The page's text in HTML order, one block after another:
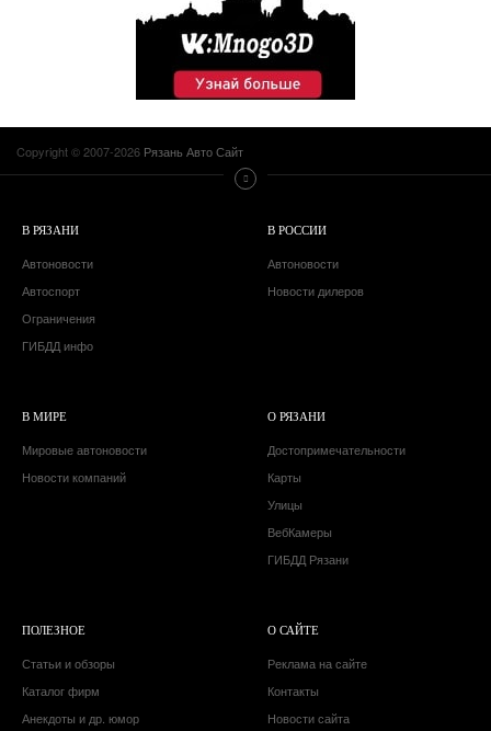
Copyright © 2007-2026 Рязань Авто Сайт
В РЯЗАНИ
Автоновости
Автоспорт
Ограничения
ГИБДД инфо
В РОССИИ
Автоновости
Новости дилеров
В МИРЕ
Мировые автоновости
Новости компаний
О РЯЗАНИ
Достопримечательности
Карты
Улицы
ВебКамеры
ГИБДД Рязани
ПОЛЕЗНОЕ
Статьи и обзоры
Каталог фирм
Анекдоты и др. юмор
О САЙТЕ
Реклама на сайте
Контакты
Новости сайта